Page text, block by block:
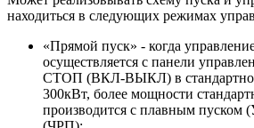
находиться в следующих режимах
«Прямой пуск» - когда
осуществляется с панели
СТОП (ВКЛ-ВЫКЛ) в
300кВт, более мощности
производится с плавным пуском